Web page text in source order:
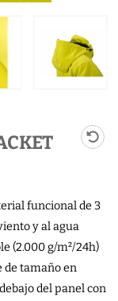
funcional de 3
y al agua
(2.000 g/m²/24h)
de tamaño en
del panel con